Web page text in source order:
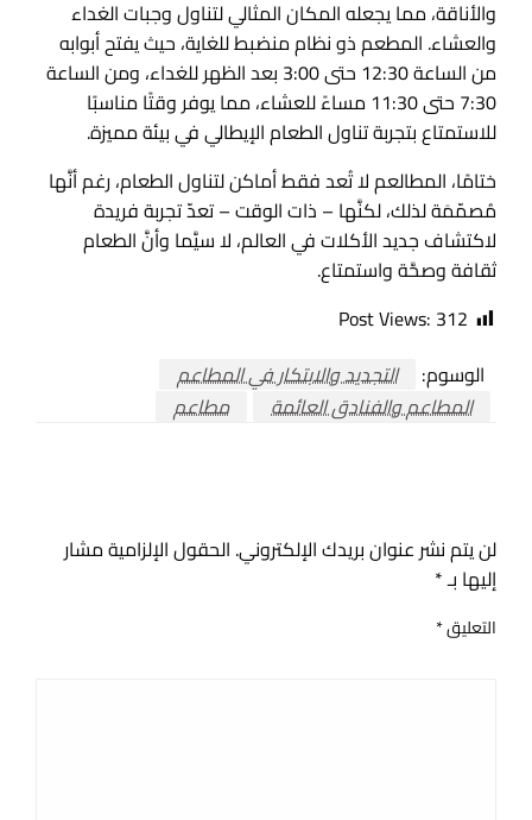
والأناقة، مما يجعله المكان المثالي لتناول وجبات الغداء
والعشاء. المطعم ذو نظام منضبط للغاية، حيث يفتح أبوابه
من الساعة 12:30 حتى 3:00 بعد الظهر للغداء، ومن الساعة
7:30 حتى 11:30 مساءً للعشاء، مما يوفر وقتًا مناسبًا
للاستمتاع بتجربة تناول الطعام الإيطالي في بيئة مميزة.
ختامًا، المطالعم لا تُعد فقط أماكن لتناول الطعام، رغم أنَّها
مُصمّمَة لذلك، لكنَّها – ذات الوقت – تعدّ تجربة فريدة
لاكتشاف جديد الأكلات في العالم، لا سيَّما وأنَّ الطعام
ثقافة وصحَّة واستمتاع.
Post Views: 312
الوسوم:
التجديد والابتكار في المطاعم
المطاعم والفنادق العائمة
مطاعم
لن يتم نشر عنوان بريدك الإلكتروني. الحقول الإلزامية مشار
إليها بـ*
التعليق*